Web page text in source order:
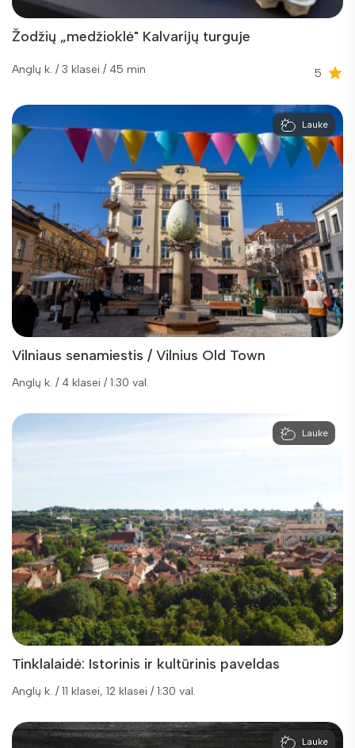
Žodžių „medžioklė" Kalvarijų turguje
Anglų k. / 3 klasei / 45 min 5
Lauke
Vilniaus senamiestis / Vilnius Old Town
Anglų k. / 4 klasei / 1:30 val.
Lauke
Tinklalaidė: Istorinis ir kultūrinis paveldas
Anglų k. / 11 klasei, 12 klasei / 1:30 val.
Lauke